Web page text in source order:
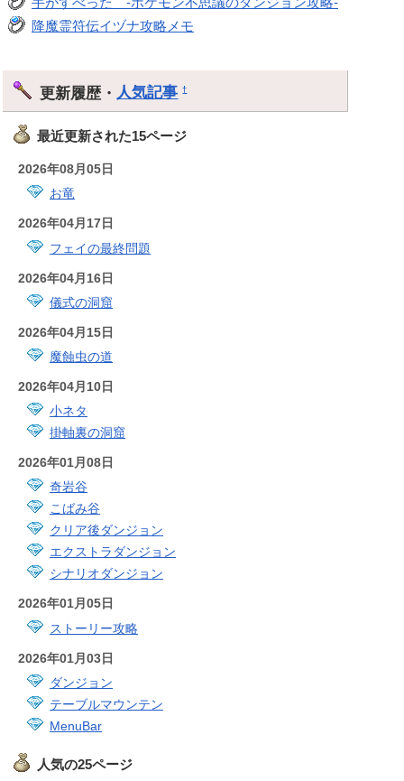
降魔霊符伝イヅナ攻略メモ
更新履歴・ 人気記事 †
最近更新された15ページ
2026年08月05日
お竜
2026年04月17日
フェイの最終問題
2026年04月16日
儀式の洞窟
2026年04月15日
魔蝕虫の道
2026年04月10日
小ネタ
掛軸裏の洞窟
2026年01月08日
奇岩谷
こばみ谷
クリア後ダンジョン
エクストラダンジョン
シナリオダンジョン
2026年01月05日
ストーリー攻略
2026年01月03日
ダンジョン
テーブルマウンテン
MenuBar
人気の25ページ